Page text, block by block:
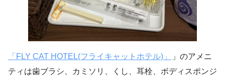
「FLY CAT HOTEL(フライキャットホテル)」
」のアメニ
ティは歯ブラシ、カミソリ、くし、耳栓、ボディスポンジ